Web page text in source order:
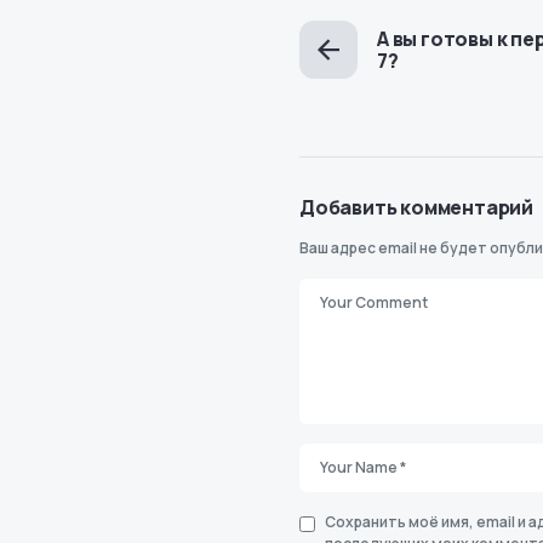
А вы готовы к
7?
Добавить комментарий
Ваш адрес email не будет
Сохранить моё имя, email и